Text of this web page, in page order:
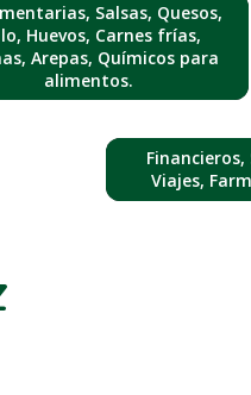
Salsas, Quesos,
Huevos, Carnes frías,
Arepas, Químicos para
alimentos.
Viajes,